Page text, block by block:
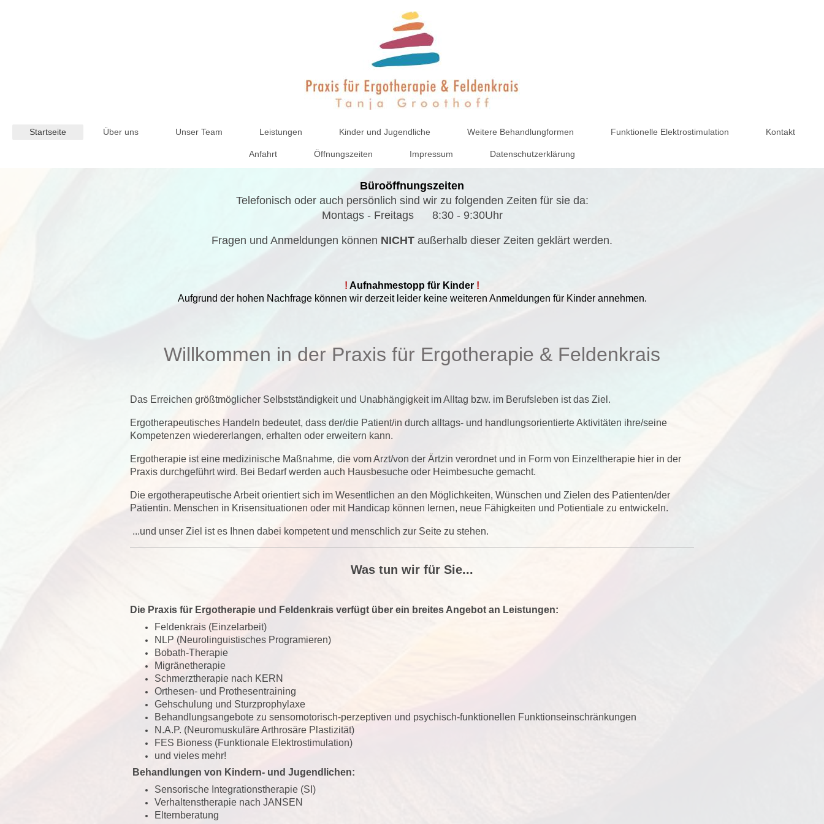
Startseite Über uns Unser Team Leistungen Kinder und Jugendliche Weitere Behandlungformen Funktionelle Elektrostimulation Kontakt
Anfahrt Öffnungszeiten Impressum Datenschutzerklärung
Büroöffnungszeiten
Telefonisch oder auch persönlich sind wir zu folgenden Zeiten für sie da:
Montags - Freitags 8:30 - 9:30Uhr
Fragen und Anmeldungen können NICHT außerhalb dieser Zeiten geklärt werden.
! Aufnahmestopp für Kinder !
Aufgrund der hohen Nachfrage können wir derzeit leider keine weiteren Anmeldungen für Kinder annehmen.
Willkommen in der Praxis für Ergotherapie & Feldenkrais
Das Erreichen größtmöglicher Selbstständigkeit und Unabhängigkeit im Alltag bzw. im Berufsleben ist das Ziel.
Ergotherapeutisches Handeln bedeutet, dass der/die Patient/in durch alltags- und handlungsorientierte Aktivitäten ihre/seine
Kompetenzen wiedererlangen, erhalten oder erweitern kann.
Ergotherapie ist eine medizinische Maßnahme, die vom Arzt/von der Ärtzin verordnet und in Form von Einzeltherapie hier in der
Praxis durchgeführt wird. Bei Bedarf werden auch Hausbesuche oder Heimbesuche gemacht.
Die ergotherapeutische Arbeit orientiert sich im Wesentlichen an den Möglichkeiten, Wünschen und Zielen des Patienten/der
Patientin. Menschen in Krisensituationen oder mit Handicap können lernen, neue Fähigkeiten und Potientiale zu entwickeln.
...und unser Ziel ist es Ihnen dabei kompetent und menschlich zur Seite zu stehen.
Was tun wir für Sie...
Die Praxis für Ergotherapie und Feldenkrais verfügt über ein breites Angebot an Leistungen:
Feldenkrais (Einzelarbeit)
NLP (Neurolinguistisches Programieren)
Bobath-Therapie
Migränetherapie
Schmerztherapie nach KERN
Orthesen- und Prothesentraining
Gehschulung und Sturzprophylaxe
Behandlungsangebote zu sensomotorisch-perzeptiven und psychisch-funktionellen Funktionseinschränkungen
N.A.P. (Neuromuskuläre Arthrosäre Plastizität)
FES Bioness (Funktionale Elektrostimulation)
und vieles mehr!
Behandlungen von Kindern- und Jugendlichen:
Sensorische Integrationstherapie (SI)
Verhaltenstherapie nach JANSEN
Elternberatung